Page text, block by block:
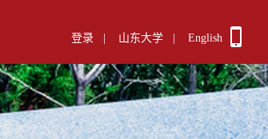
登录 山东大学 English